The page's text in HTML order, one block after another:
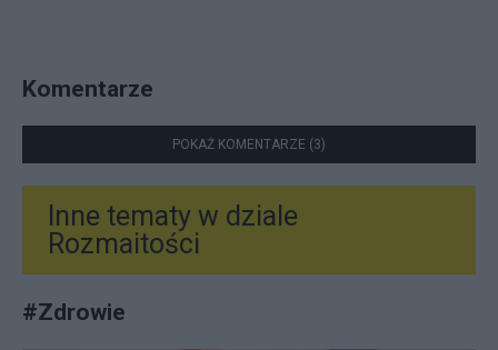
Komentarze
POKAŻ KOMENTARZE (3)
Inne tematy w dziale
Rozmaitości
#Zdrowie